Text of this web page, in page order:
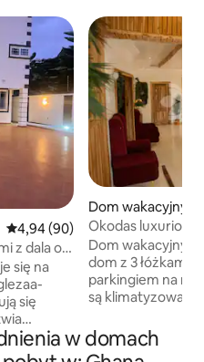
Średnia ocena: 4,94 na 5,
4,94 (90)
z dala od
się na
się
24-
jest
Dom wakacyjny
Okodas luxurious
(Akua Agyeiwaa)
Dom wakacyjny
dom z 3 łóżkami i
parkingiem na
są klimatyzowane
dostępem do
Wszystkie pokoje
w domach